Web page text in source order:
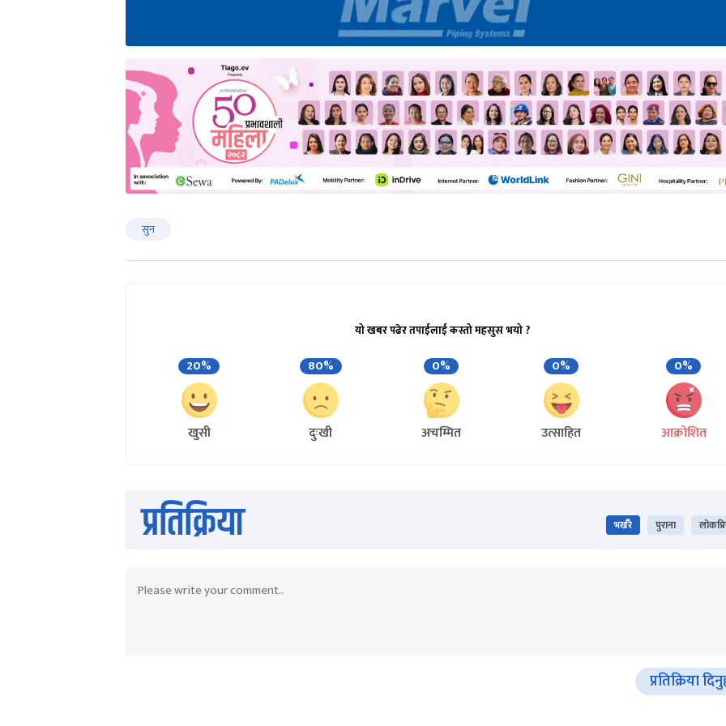
सुन
यो खबर पढेर तपाईलाई कस्तो महसुस भयो ?
20%
खुसी
80%
दुःखी
0%
अचम्मित
0%
उत्साहित
0%
आक्रोशित
प्रतिक्रिया भर्खरै पुराना
प्रतिक्रिया